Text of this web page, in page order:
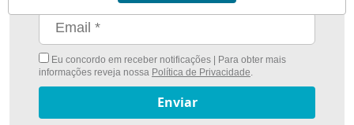
Eu concordo em receber notificações | Para obter mais
informações reveja nossa Política de Privacidade
Enviar